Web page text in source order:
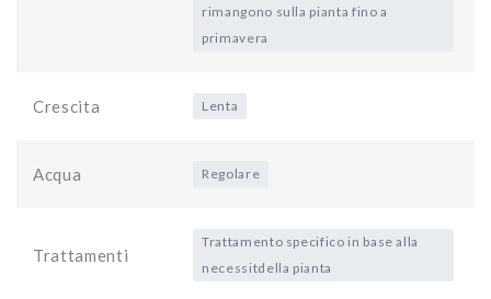
rimangono sulla pianta fino a
primavera
Crescita Lenta
Acqua Regolare
Trattamenti
Trattamento specifico in base alla
necessitdella pianta